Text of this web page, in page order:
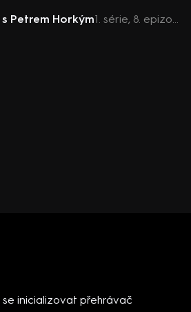
Petrem Horkým 1. série, 8. epizoda: Síla poláru
inicializovat přehrávač